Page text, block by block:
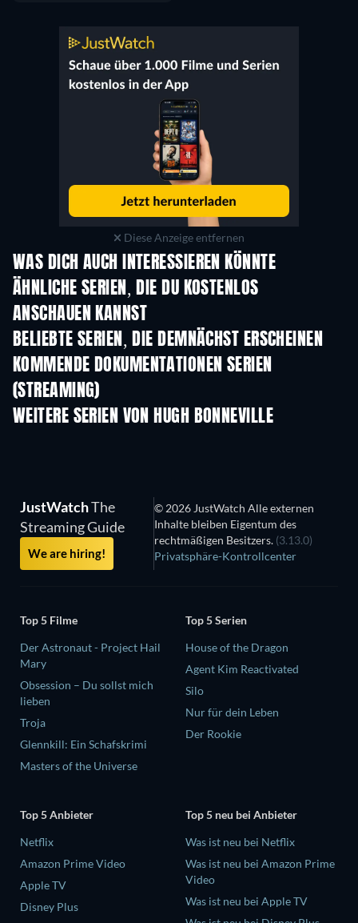
Diese Anzeige entfernen
WAS DICH AUCH INTERESSIEREN KÖNNTE
Serie Serie
ÄHNLICHE SERIEN, DIE DU KOSTENLOS
ANSCHAUEN KANNST
Serie
BELIEBTE SERIEN, DIE DEMNÄCHST ERSCHEINEN
Serie Serie
KOMMENDE DOKUMENTATIONEN SERIEN
(STREAMING)Staffel 1
WEITERE SERIEN VON HUGH BONNEVILLE
Serie Serie
JustWatchThe
Streaming Guide
We are hiring!
© 2026 JustWatch Alle externen
Inhalte bleiben Eigentum des
rechtmäßigen Besitzers. (3.13.0)
Privatsphäre-Kontrollcenter
Top 5 Filme
Der Astronaut - Project Hail
Mary
Obsession – Du sollst mich
lieben
Troja
Glennkill: Ein Schafskrimi
Masters of the Universe
Top 5 Serien
House of the Dragon
Agent Kim Reactivated
Silo
Nur für dein Leben
Der Rookie
Top 5 Anbieter
Netflix
Amazon Prime Video
Apple TV
Disney Plus
Top 5 neu bei Anbieter
Was ist neu bei Netflix
Was ist neu bei Amazon Prime
Video
Was ist neu bei Apple TV